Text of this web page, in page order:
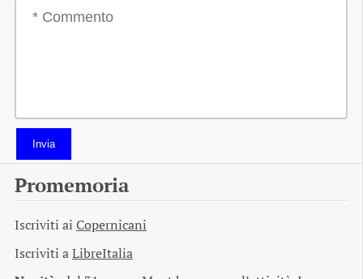
Invia
Promemoria
Iscriviti ai Copernicani
Iscriviti aLibreItalia